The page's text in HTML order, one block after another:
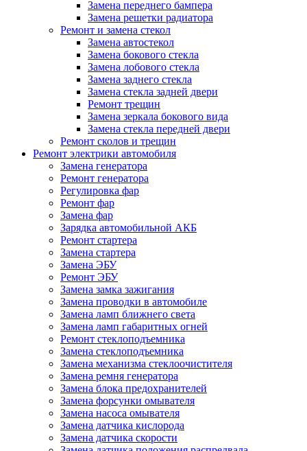
Замена переднего бампера
Замена решетки радиатора
Ремонт и замена стекол
Замена автостекол
Замена бокового стекла
Замена лобового стекла
Замена заднего стекла
Замена стекла задней двери
Ремонт трещин
Замена зеркала бокового вида
Замена стекла передней двери
Ремонт сколов и трещин
Ремонт электрики автомобиля
Замена генератора
Ремонт генератора
Регулировка фар
Ремонт фар
Замена фар
Зарядка автомобильной АКБ
Ремонт стартера
Замена стартера
Замена ЭБУ
Ремонт ЭБУ
Замена замка зажигания
Замена проводки в автомобиле
Замена ламп ближнего света
Замена ламп габаритных огней
Ремонт стеклоподъемника
Замена стеклоподъемника
Замена механизма стеклоочистителя
Замена ремня генератора
Замена блока предохранителей
Замена форсунки омывателя
Замена насоса омывателя
Замена датчика кислорода
Замена датчика скорости